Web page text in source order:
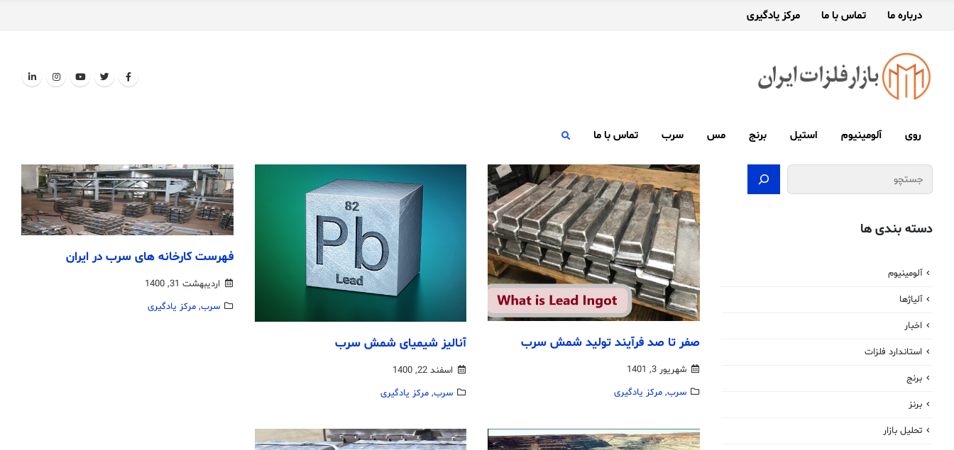
درباره ما تماس با ما مرکز یادگیری
روی آلومینیوم استیل برنج مس سرب تماس با ما
صفر تا صد فرآیند تولید شمش سرب
شهریور 3, 1401
سرب,مرکز یادگیری
آنالیز شیمیای شمش سرب
اسفند 22, 1400
سرب, مرکز یادگیری
فـهرست کارخانه های سرب در ایران
اردیبهشت 31, 1400
سرب,مرکز یادگیری
جستجو
دسته بندی ها
آلومینیوم
آلیاژها
اخبار
استاندارد فلزات
برنج
برنز
تحلیل بازار